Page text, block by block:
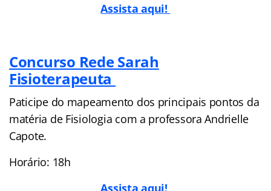
Assista aqui!
Concurso Rede Sarah
Fisioterapeuta
Paticipe do mapeamento dos principais pontos da
matéria de Fisiologia com a professora Andrielle
Capote.
Horário: 18h
Assista aqui!